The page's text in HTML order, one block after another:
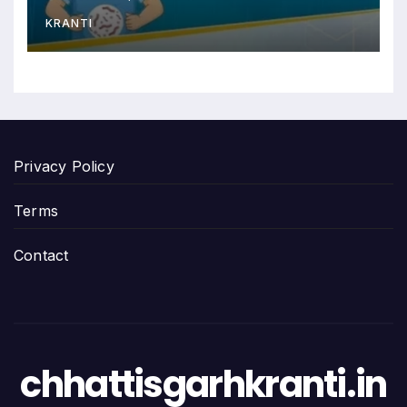
KRANTI
Privacy Policy
Terms
Contact
chhattisgarhkranti.in